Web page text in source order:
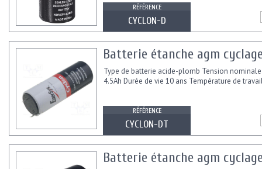
RÉFÉRENCE
CYCLON-D
Batterie étanche agm
Type de batterie acide-plomb Tension nominale
4.5Ah Durée de vie 10 ans Température de
RÉFÉRENCE
CYCLON-DT
Batterie étanche agm